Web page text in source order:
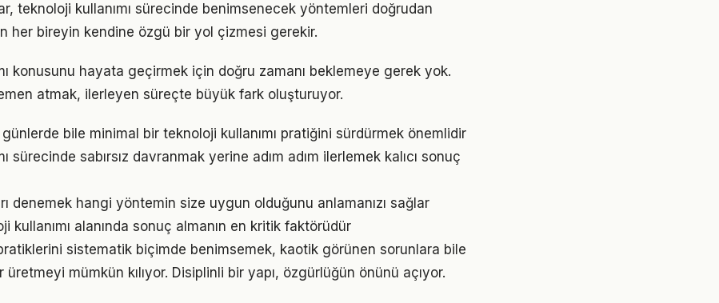
teknoloji kullanımı sürecinde benimsenecek yöntemleri doğrudan
her bireyin kendine özgü bir yol çizmesi gerekir.
konusunu hayata geçirmek için doğru zamanı beklemeye gerek yok.
atmak, ilerleyen süreçte büyük fark oluşturuyor.
bile minimal bir teknoloji kullanımı pratiğini sürdürmek önemlidir
sürecinde sabırsız davranmak yerine adım adım ilerlemek kalıcı sonuç
denemek hangi yöntemin size uygun olduğunu anlamanızı sağlar
kullanımı alanında sonuç almanın en kritik faktörüdür
pratiklerini sistematik biçimde benimsemek, kaotik görünen sorunlara bile
mümkün kılıyor. Disiplinli bir yapı, özgürlüğün önünü açıyor.